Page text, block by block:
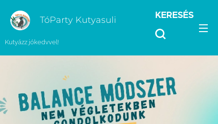
TóParty Kutyasuli
Kutyázz jókedvvel!
KERESÉS